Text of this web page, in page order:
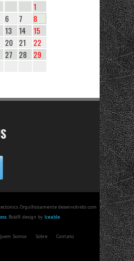
1
6 7
8
13 14
15
20 21
22
27 28
29
Orgulhosamente desenvolvido com
. BoldR design by Iceable.
Somos Sobre Contato